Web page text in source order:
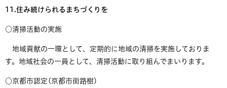
11.住み続けられるまちづくりを
​○清掃活動の実施
地域貢献の一環として、定期的に地域の清掃を実施しておりま
す。地域社会の一員として、清掃活動に取り組んでまいります。
○京都市認定(京都市街路樹)